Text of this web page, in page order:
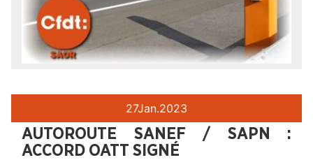
27Jan.2023
AUTOROUTE SANEF / SAPN :
ACCORD OATT SIGNÉ